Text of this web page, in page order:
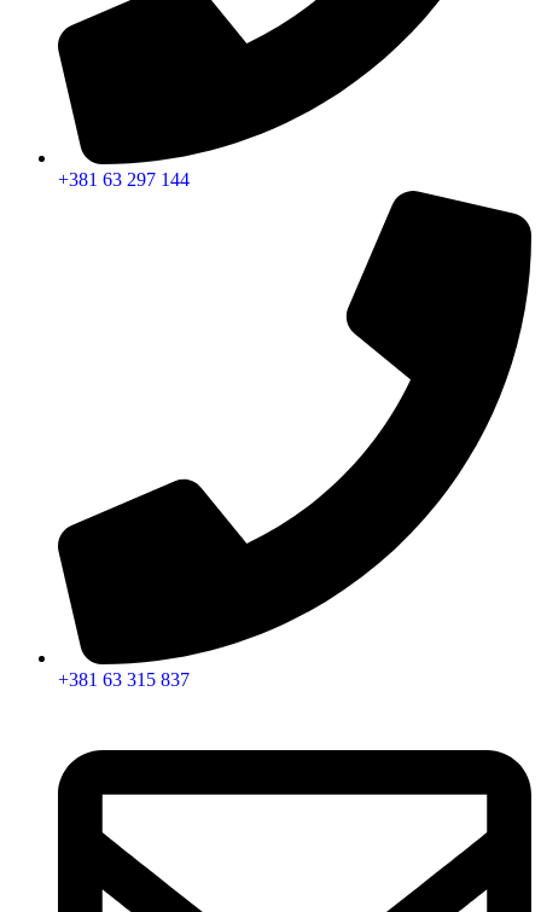
+381 63 297 144
+381 63 315 837